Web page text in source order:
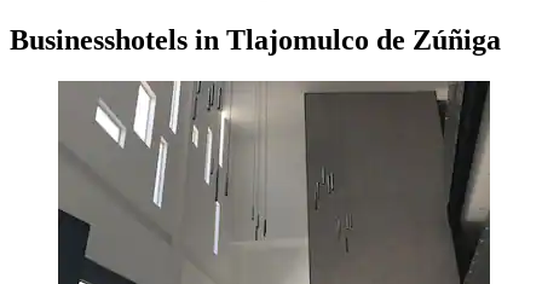
Businesshotels in Tlajomulco de Zúñiga